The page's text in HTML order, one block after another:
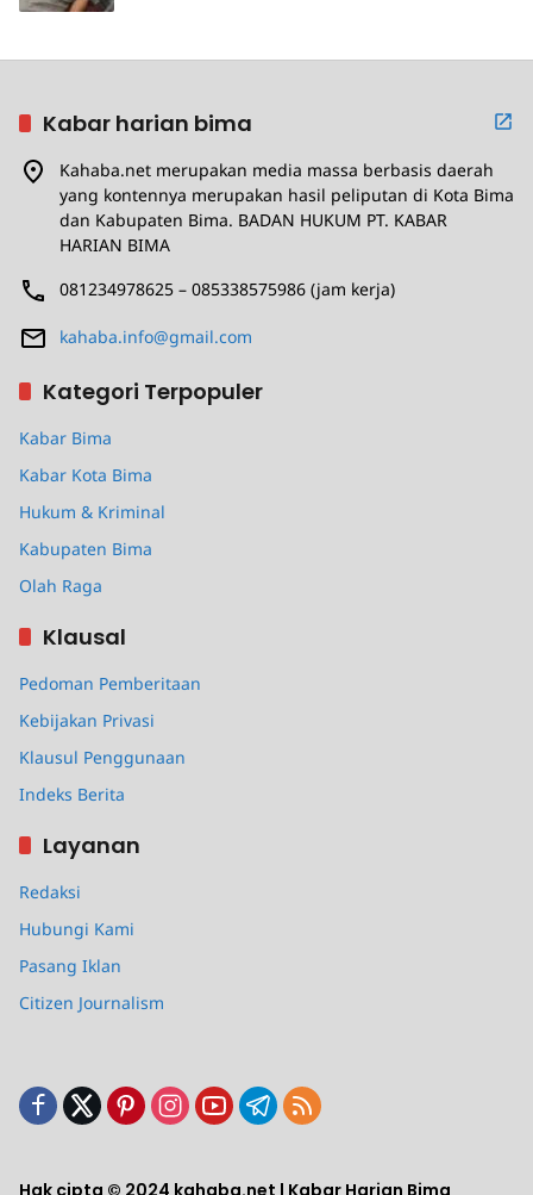
Kabar harian bima
Kahaba.net merupakan media massa berbasis daerah
yang kontennya merupakan hasil peliputan di Kota Bima
dan Kabupaten Bima. BADAN HUKUM PT. KABAR
HARIAN BIMA
081234978625 – 085338575986 (jam kerja)
kahaba.info@gmail.com
Kategori Terpopuler
Kabar Bima
Kabar Kota Bima
Hukum & Kriminal
Kabupaten Bima
Olah Raga
Klausal
Pedoman Pemberitaan
Kebijakan Privasi
Klausul Penggunaan
Indeks Berita
Layanan
Redaksi
Hubungi Kami
Pasang Iklan
Citizen Journalism
Hak cipta © 2024 kahaba.net | Kabar Harian Bima